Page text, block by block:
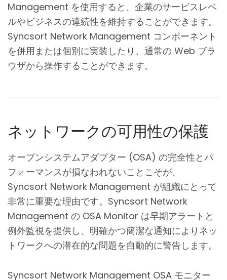
Management を使用すると、企業のサービスレベ
ルやビジネスの連続性を維持することができます。
Syncsort Network Management コンポーネント
を併用または個別に実装したり、通常の Web ブラ
ウザから操作することができます。
ネットワークの可用性の保護
オープンシステムアダプター (OSA) の完全性とパ
フォーマンスが損なわれないことこそが、
Syncsort Network Management が組織にとって
非常に重要な理由です。Syncsort Network
Management の OSA Monitor は早期アラートと
例外監視を提供し、明確かつ簡潔な通知によりネッ
トワークへの潜在的な問題を自動的に警告します。
Syncsort Network Management OSA モニター